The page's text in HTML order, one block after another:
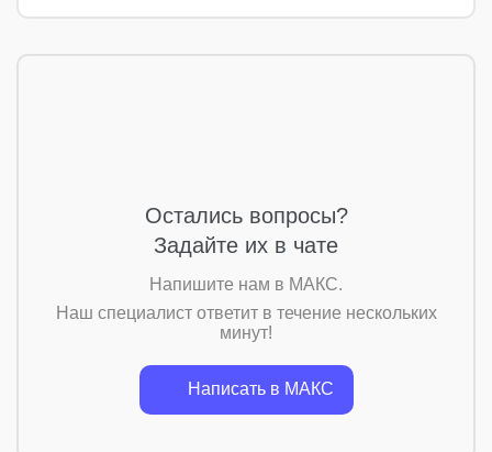
Остались вопросы?
Задайте их в чате
Напишите нам в МАКС.
Наш специалист ответит в течение нескольких
минут!
Написать в MАКС